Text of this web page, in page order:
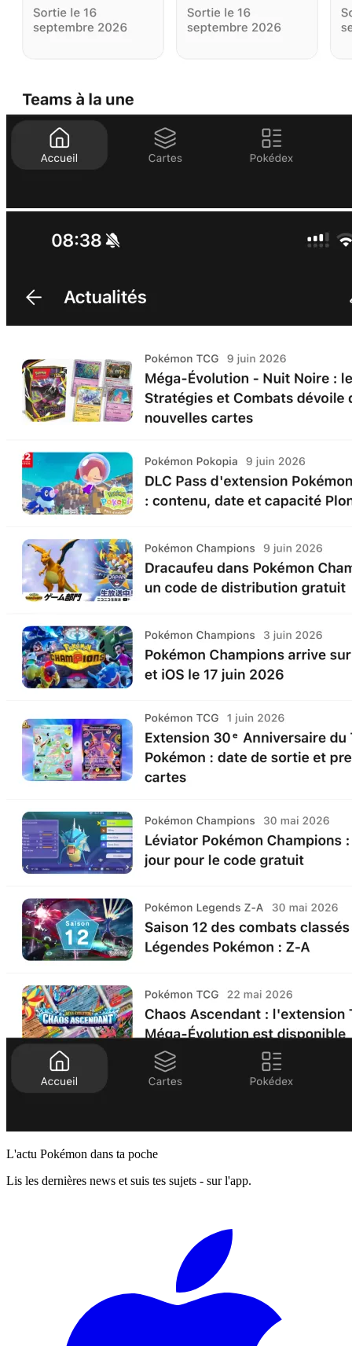
L'actu Pokémon dans ta poche
Lis les dernières news et suis tes sujets - sur l'app.